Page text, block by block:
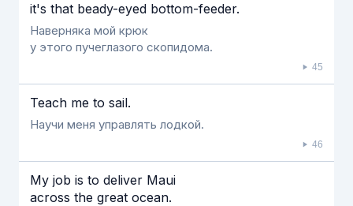
it's that beady-eyed bottom-feeder.
Наверняка мой крюк
у этого пучеглазого скопидома.
45
Teach me to sail.
Научи меня управлять лодкой.
46
My job is to deliver Maui
across the great ocean.